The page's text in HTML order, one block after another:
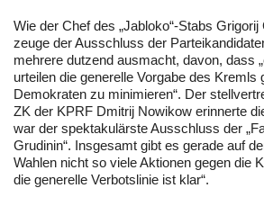
Wie der Chef des „Jabloko“-Stabs
zeuge der Ausschluss der
mehrere dutzend ausmacht, davon, dass
urteilen die generelle Vorgabe des Kremls
Demokraten zu minimieren“. Der
ZK der KPRF Dmitrij Nowikow erinnerte
war der spektakulärste Ausschluss der
Grudinin“. Insgesamt gibt es gerade auf
Wahlen nicht so viele Aktionen gegen die
die generelle Verbotslinie ist klar“.